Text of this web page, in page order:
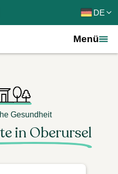
DE
Menü
Gesundheit
in Oberursel